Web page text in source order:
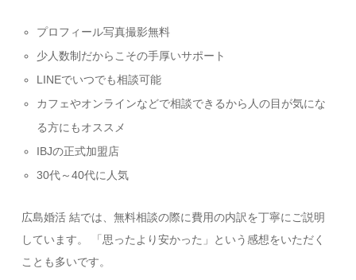
プロフィール写真撮影無料
少人数制だからこその手厚いサポート
LINEでいつでも相談可能
カフェやオンラインなどで相談できるから人の目が気にな
る方にもオススメ
IBJの正式加盟店
30代～40代に人気
広島婚活 結では、無料相談の際に費用の内訳を丁寧にご説明
しています。 「思ったより安かった」という感想をいただく
ことも多いです。